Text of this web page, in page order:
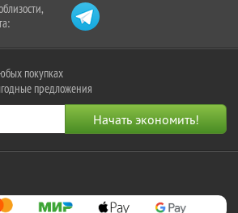
покупках
предложения